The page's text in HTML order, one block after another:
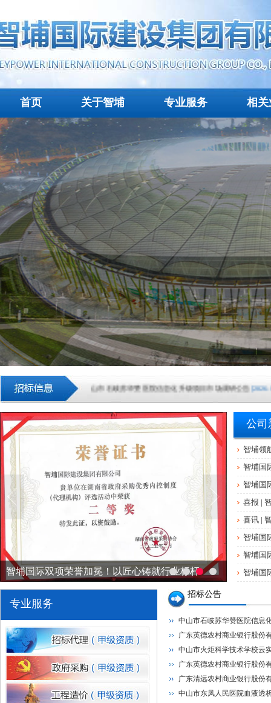
首页 关于智埔 专业服务 相关
1 2
中山市石岐苏华赞医院信息化升级项目市场调研公告[2026-
中山市火炬科学技术学校云实训室采购项目成交结果公告
广东清远农村商业银行股份有限公司网络中心机房IDC托管
中山市东凤人民医院血液透析滤过机采购项目成交结果公告
中山市小榄镇2026-2028学年镇属中小学配餐服务采购项目(
湖南银行“乐享消费·金融‘湘’邀”金融消费专项活动—子项目
湖南银行2026年运营应用类系统研发服务项目（移动营销系
广东清远农村商业银行股份有限公司网络中心机房IDC托管
中山市火炬科学技术学校（南朗校区）善贤楼一楼接待服务
湖南银行2026年零售应用类系统研发服务采购项目-自助设
湖南银行2026年零售应用类系统研发服务采购项目-企业微
湖南银行2026年零售应用类系统研发服务采购项目-IC卡系统
智埔国际双项荣誉加冕！以匠心铸就行业标杆
公司
智埔领
智埔国
智埔国
喜报 |
喜讯 |
智埔国
智埔国
智埔国
专业服务
招标公告
中山市石岐苏华赞医院信息
广东英德农村商业银行股份
中山市火炬科学技术学校云
广东英德农村商业银行股份
广东清远农村商业银行股份
中山市东凤人民医院血液透